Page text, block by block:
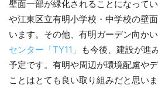
壁面一部が緑化されることになって
や江東区立有明小学校・中学校の壁
います。その他、有明ガーデン向か
センター「TY11」
も今後、建設が進
予定です。有明や周辺が環境配慮や
ことはとても良い取り組みだと思いま